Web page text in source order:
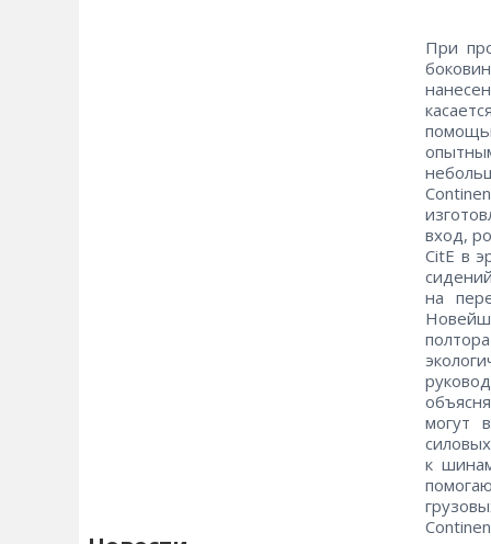
При
вход,
CitE в
на
могут
к